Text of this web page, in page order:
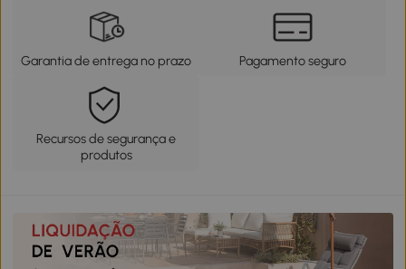
Garantia de entrega no prazo Pagamento seguro
Recursos de segurança e
produtos